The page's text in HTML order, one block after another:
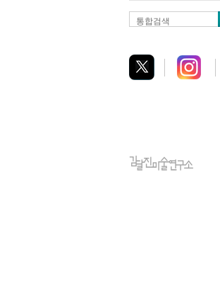
통합검색